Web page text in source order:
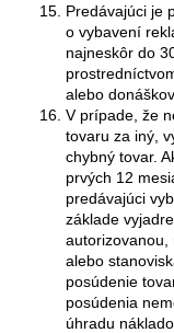
Predávajúci je
o vybavení
najneskôr do
alebo
V prípade, že
tovaru za iný,
chybný tovar.
prvých 12
predávajúci
základe
autorizovanou,
alebo
posúdenie
posúdenia
úhradu